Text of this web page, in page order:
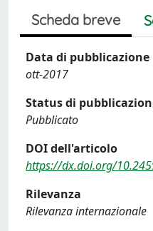
Scheda breve
Data di pubblicazione
ott-2017
Status di
Pubblicato
DOI dell'articolo
https://dx.doi.org/
Rilevanza
Rilevanza internazionale